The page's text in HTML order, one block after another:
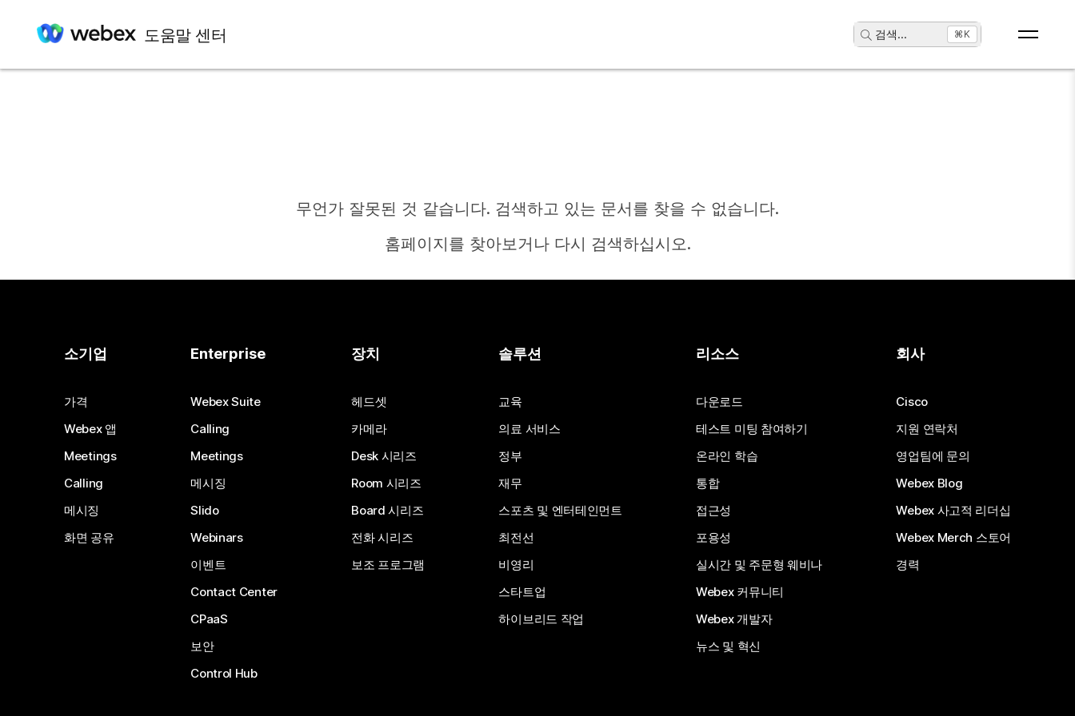
도움말 센터 검색... ⌘K
무언가 잘못된 것 같습니다. 검색하고 있는 문서를 찾을 수 없습니다.
홈페이지를 찾아보거나 다시 검색하십시오.
답변이 필요하십니까?
질문 제출
소기업
가격
Webex 앱
Meetings
Calling
메시징
화면 공유
Enterprise
Webex Suite
Calling
Meetings
메시징
Slido
Webinars
이벤트
Contact Center
CPaaS
보안
Control Hub
장치
헤드셋
카메라
Desk 시리즈
Room 시리즈
Board 시리즈
전화 시리즈
보조 프로그램
솔루션
교육
의료 서비스
정부
재무
스포츠 및 엔터테인먼트
최전선
비영리
스타트업
하이브리드 작업
리소스
다운로드
테스트 미팅 참여하기
온라인 학습
통합
접근성
포용성
실시간 및 주문형 웨비나
Webex 커뮤니티
Webex 개발자
뉴스 및 혁신
회사
Cisco
지원 연락처
영업팀에 문의
Webex Blog
Webex 사고적 리더십
Webex Merch 스토어
경력